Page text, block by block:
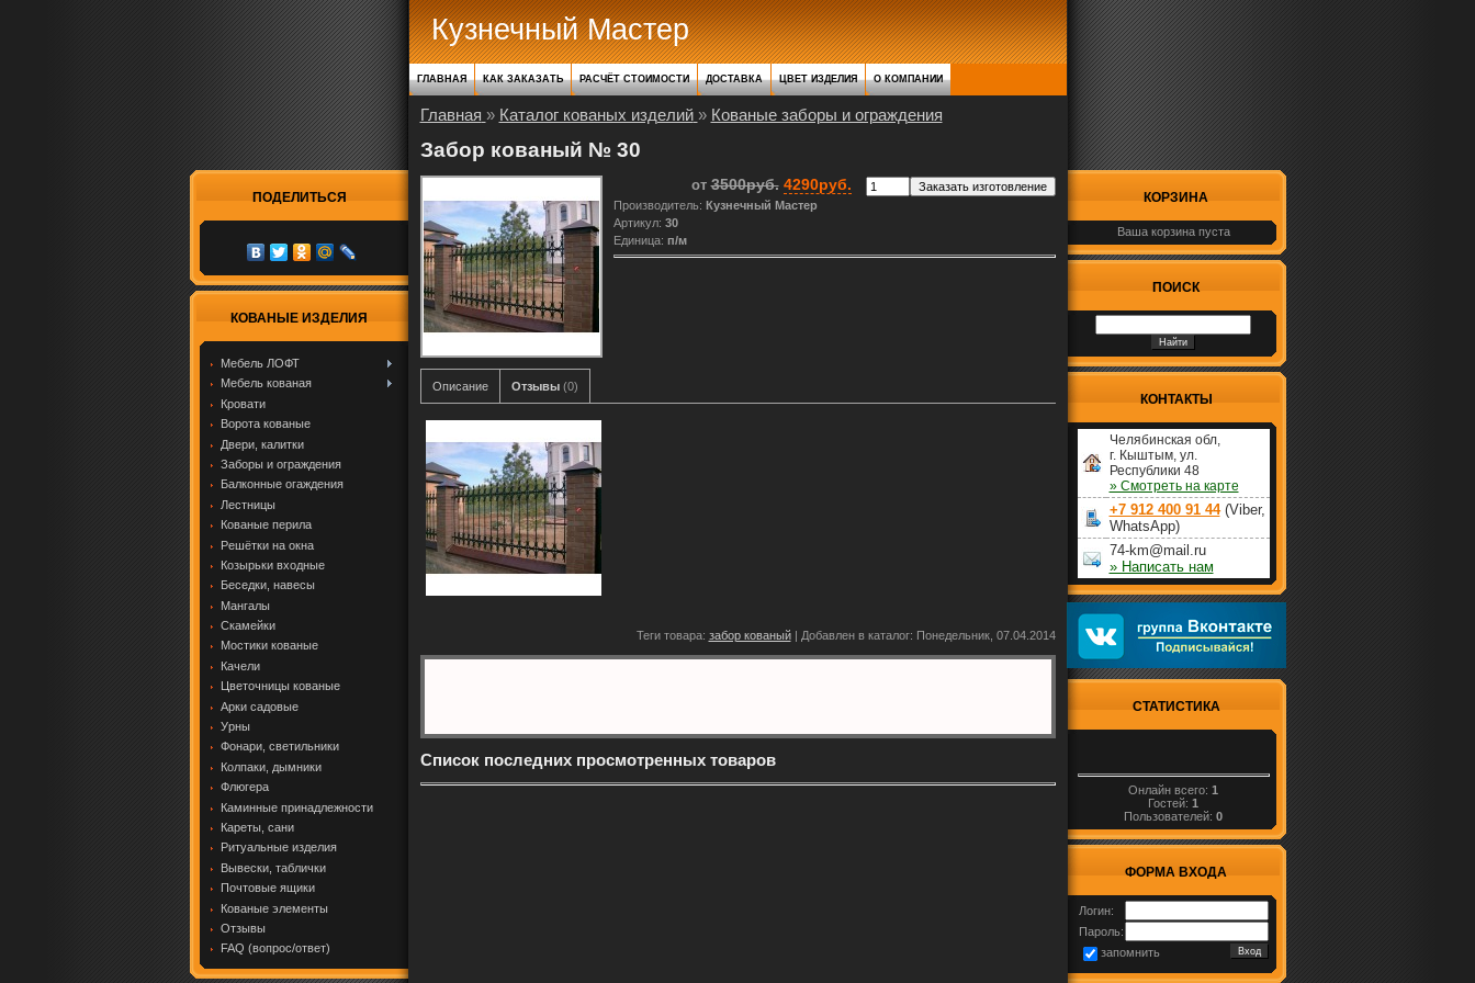
ПОДЕЛИТЬСЯ
КОВАНЫЕ ИЗДЕЛИЯ
Мебель ЛОФТ
Мебель кованая
Кровати
Ворота кованые
Двери, калитки
Заборы и ограждения
Балконные огаждения
Лестницы
Кованые перила
Решётки на окна
Козырьки входные
Беседки, навесы
Мангалы
Скамейки
Мостики кованые
Качели
Цветочницы кованые
Арки садовые
Урны
Фонари, светильники
Колпаки, дымники
Флюгера
Каминные принадлежности
Кареты, сани
Ритуальные изделия
Вывески, таблички
Почтовые ящики
Кованые элементы
Отзывы
FAQ (вопрос/ответ)
Кузнечный Мастер
ГЛАВНАЯ КАК ЗАКАЗАТЬ РАСЧЁТ СТОИМОСТИ ДОСТАВКА ЦВЕТ ИЗДЕЛИЯ О КОМПАНИИ
Главная » Каталог кованых изделий » Кованые заборы и ограждения
Забор кованый № 30
от 3500руб. 4290руб.
Производитель: Кузнечный Мастер
Артикул: 30
Единица: п/м
Описание Отзывы(0)
Теги товара: забор кованый| Добавлен в каталог: Понедельник, 07.04.2014
Список последних просмотренных товаров
КОРЗИНА
Ваша корзина пуста
ПОИСК
КОНТАКТЫ
Челябинская обл,
г. Кыштым, ул.
Республики 48
» Cмотреть на карте
+7 912 400 91 44(Viber,
WhatsApp)
74-km@mail.ru
» Написать нам
СТАТИСТИКА
Онлайн всего: 1
Гостей: 1
Пользователей: 0
ФОРМА ВХОДА
Логин:
Пароль:
запомнить